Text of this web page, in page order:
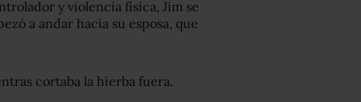
y violencia física, Jim se
a andar hacia su esposa, que
cortaba la hierba fuera.